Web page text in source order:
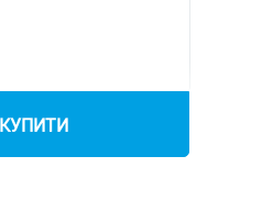
КУПИТИ